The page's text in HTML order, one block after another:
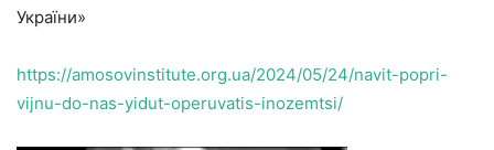
України»
https://amosovinstitute.org.ua/2024/05/24/navit-popri-
vijnu-do-nas-yidut-operuvatis-inozemtsi/